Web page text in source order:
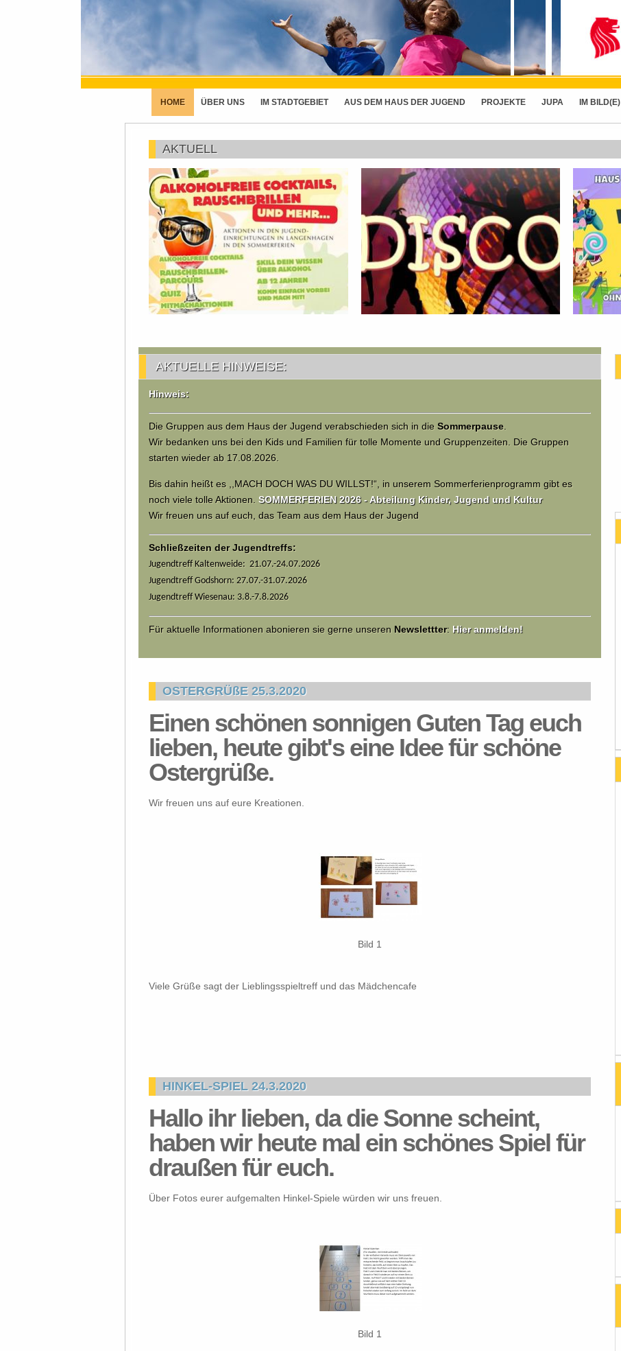
HOME ÜBER UNS IM STADTGEBIET AUS DEM HAUS DER JUGEND PROJEKTE JUPA IM BILD(E)
AKTUELL
AKTUELLE HINWEISE:
Hinweis:
Die Gruppen aus dem Haus der Jugend verabschieden sich in die Sommerpause
Wir bedanken uns bei den Kids und Familien für tolle Momente und Gruppenzeiten. Die Gruppen
starten wieder ab 17.08.2026.
Bis dahin heißt es ,,MACH DOCH WAS DU WILLST!“, in unserem Sommerferienprogramm gibt es
noch viele tolle Aktionen. SOMMERFERIEN 2026 - Abteilung Kinder, Jugend und Kultur
Wir freuen uns auf euch, das Team aus dem Haus der Jugend
Schließzeiten der Jugendtreffs:
Jugendtreff Kaltenweide: 21.07.-24.07.2026
Jugendtreff Godshorn: 27.07.-31.07.2026
Jugendtreff Wiesenau: 3.8.-7.8.2026
Für aktuelle Informationen abonieren sie gerne unseren Newslettter: Hier anmelden!
OSTERGRÜßE 25.3.2020
Einen schönen sonnigen Guten Tag euch
lieben, heute gibt's eine Idee für schöne
Ostergrüße.
Wir freuen uns auf eure Kreationen.
Bild 1
Viele Grüße sagt der Lieblingsspieltreff und das Mädchencafe
HINKEL-SPIEL 24.3.2020
Hallo ihr lieben, da die Sonne scheint,
haben wir heute mal ein schönes Spiel für
draußen für euch.
Über Fotos eurer aufgemalten Hinkel-Spiele würden wir uns freuen.
Bild 1